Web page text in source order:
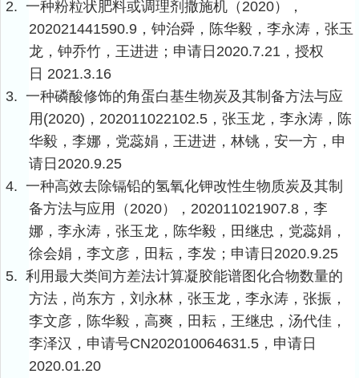
2. 一种粉粒状肥料或调理剂撒施机（ 2020），
202021441590.9 ，钟治舜，陈华毅，李永涛，张玉
龙，钟乔竹，王进进；申请日 2020.7.21 ，授权
日 2021.3.16
3. 一种磷酸修饰的角蛋白基生物炭及其制备方法与应
用 (2020) ， 202011022102.5 ，张玉龙，李永涛，陈
华毅，李娜，党蕊娟，王进进，林铫，安一方，申
请日 2020.9.25
4. 一种高效去除镉铅的氢氧化钾改性生物质炭及其制
备方法与应用（ 2020）， 202011021907.8 ，李
娜，李永涛，张玉龙，陈华毅，田继忠，党蕊娟，
徐会娟，李文彦，田耘，李发；申请日 2020.9.25
5. 利用最大类间方差法计算凝胶能谱图化合物数量的
方法，尚东方，刘永林，张玉龙，李永涛，张振，
李文彦，陈华毅，高爽，田耘，王继忠，汤代佳，
李泽汉，申请号CN202010064631.5 ，申请日
2020.01.20